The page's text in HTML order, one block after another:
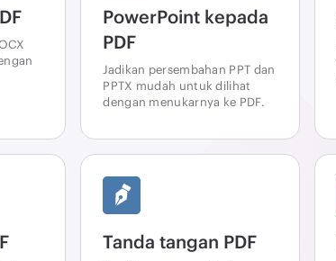
PowerPoint kepada
PDF
Jadikan persembahan PPT dan
PPTX mudah untuk dilihat
dengan menukarnya ke PDF.
Tanda tangan PDF